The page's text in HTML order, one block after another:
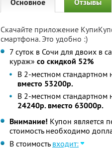
Основное Отзывы
Скачайте приложение
смартфона. Это удобно :)
7 суток в Сочи для двоих в
кураж» со скидкой 52%
В 2-местном стандартном
вместо 53200р.
В 2-местном стандартном
24240р. вместо 63000р.
Внимание! Купон является
стоимость необходимо
В стоимость входит: